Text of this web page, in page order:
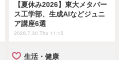
【夏休み2026】東大メタバー
ス工学部、生成AIなどジュニ
ア講座6選
2026.7.30 Thu 11:15
生活・健康